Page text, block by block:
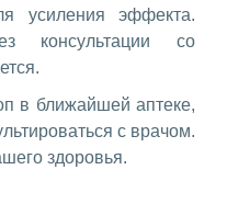
усиления эффекта.
консультации со
в ближайшей аптеке,
с врачом.
здоровья.